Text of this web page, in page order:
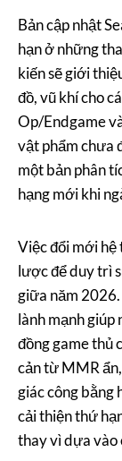
Bản cập nhật
hạn ở những
kiến sẽ giới
đồ, vũ khí cho
Op/Endgame
vật phẩm chưa
một bản phân
hạng mới khi
Việc đổi mới hệ
lược để duy trì
giữa năm
lành mạnh giúp
đồng game thủ
cản từ MMR
giác công bằng
cải thiện thứ
thay vì dựa vào